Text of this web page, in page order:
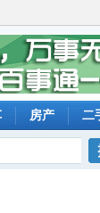
房产 二